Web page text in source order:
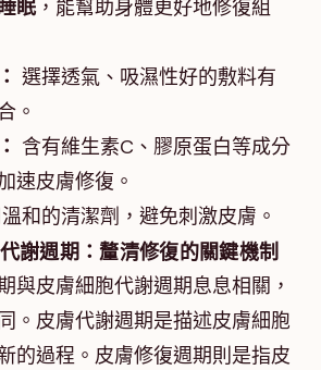
眠，能幫助身體更好地修復組
選擇透氣、吸濕性好的敷料有
。
含有維生素C、膠原蛋白等成分
速皮膚修復。
和的清潔劑，避免刺激皮膚。
謝週期：釐清修復的關鍵機制
與皮膚細胞代謝週期息息相關，
。皮膚代謝週期是描述皮膚細胞
的過程。皮膚修復週期則是指皮